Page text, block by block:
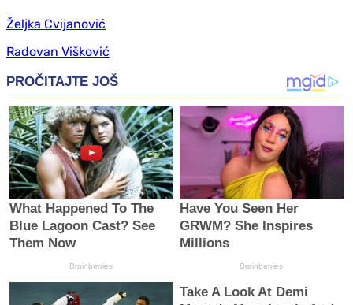
Željka Cvijanović
Radovan Višković